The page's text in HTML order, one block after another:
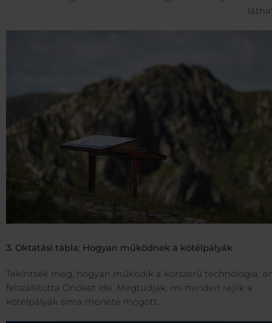
3. Oktatási tábla: Hogyan működnek a kötélpályák
Tekintsék meg, hogyan működik a korszerű technológia,
felszállította Önöket ide. Megtudják, mi minden rejlik a
kötélpályák sima menete mögött.